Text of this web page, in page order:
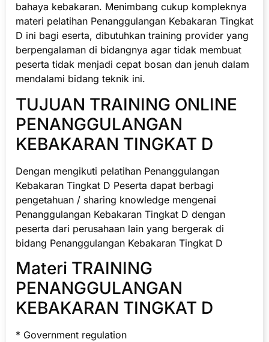
bahaya kebakaran. Menimbang cukup kompleknya
materi pelatihan Penanggulangan Kebakaran Tingkat
D ini bagi eserta, dibutuhkan training provider yang
berpengalaman di bidangnya agar tidak membuat
peserta tidak menjadi cepat bosan dan jenuh dalam
mendalami bidang teknik ini.
TUJUAN TRAINING ONLINE
PENANGGULANGAN
KEBAKARAN TINGKAT D
Dengan mengikuti pelatihan Penanggulangan
Kebakaran Tingkat D Peserta dapat berbagi
pengetahuan / sharing knowledge mengenai
Penanggulangan Kebakaran Tingkat D dengan
peserta dari perusahaan lain yang bergerak di
bidang Penanggulangan Kebakaran Tingkat D
Materi TRAINING
PENANGGULANGAN
KEBAKARAN TINGKAT D
* Government regulation